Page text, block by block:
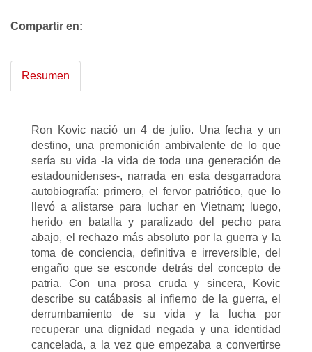
Compartir en:
Resumen
Ron Kovic nació un 4 de julio. Una fecha y un
destino, una premonición ambivalente de lo que
sería su vida -la vida de toda una generación de
estadounidenses-, narrada en esta desgarradora
autobiografía: primero, el fervor patriótico, que lo
llevó a alistarse para luchar en Vietnam; luego,
herido en batalla y paralizado del pecho para
abajo, el rechazo más absoluto por la guerra y la
toma de conciencia, definitiva e irreversible, del
engaño que se esconde detrás del concepto de
patria. Con una prosa cruda y sincera, Kovic
describe su catábasis al infierno de la guerra, el
derrumbamiento de su vida y la lucha por
recuperar una dignidad negada y una identidad
cancelada, a la vez que empezaba a convertirse